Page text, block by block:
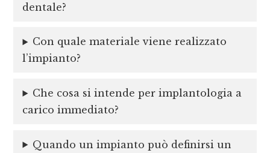
dentale?
Con quale materiale viene realizzato
l’impianto?
Che cosa si intende per implantologia a
carico immediato?
Quando un impianto può definirsi un